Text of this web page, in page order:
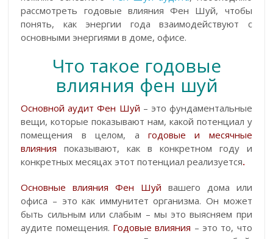
рассмотреть годовые влияния Фен Шуй, чтобы
понять, как энергии года взаимодействуют с
основными энергиями в доме, офисе.
Что такое годовые
влияния фен шуй
Основной аудит Фен Шуй – это фундаментальные
вещи, которые показывают нам, какой потенциал у
помещения в целом, а годовые и месячные
влияния показывают, как в конкретном году и
конкретных месяцах этот потенциал реализуется.
Основные влияния Фен Шуй вашего дома или
офиса – это как иммунитет организма. Он может
быть сильным или слабым – мы это выясняем при
аудите помещения. Годовые влияния – это то, что